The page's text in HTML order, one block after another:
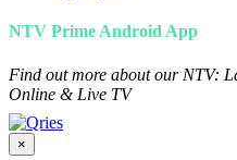
NTV Prime Android App
Find out more about our NTV:
Online & Live TV
×